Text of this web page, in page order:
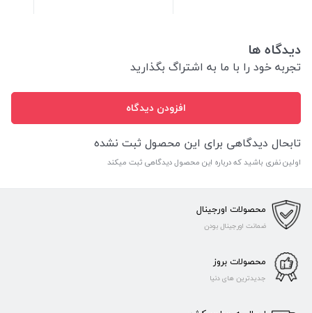
دیدگاه ها
تجربه خود را با ما به اشتراگ بگذارید
افزودن دیدگاه
تابحال دیدگاهی برای این محصول ثبت نشده
اولین نفری باشید که درباره این محصول دیدگاهی ثبت میکند
محصولات اورجینال
ضمانت اورجینال بودن
محصولات بروز
جدیدترین های دنیا